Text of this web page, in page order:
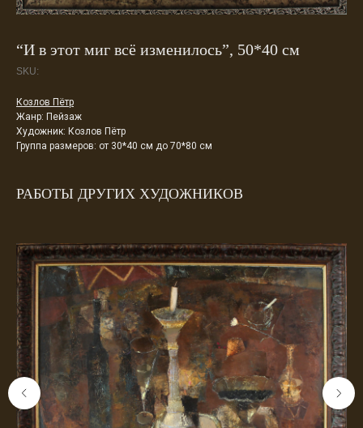
“И в этот миг всё изменилось”, 50*40 см
SKU:
Козлов Пётр
Жанр: Пейзаж
Художник: Козлов Пётр
Группа размеров: от 30*40 см до 70*80 см
РАБОТЫ ДРУГИХ ХУДОЖНИКОВ